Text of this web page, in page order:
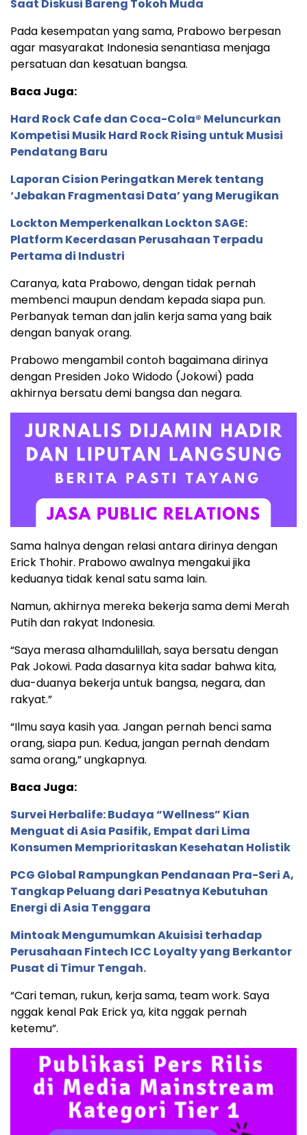
Saat Diskusi Bareng Tokoh Muda
Pada kesempatan yang sama, Prabowo berpesan
agar masyarakat Indonesia senantiasa menjaga
persatuan dan kesatuan bangsa.
Baca Juga:
Hard Rock Cafe dan Coca-Cola® Meluncurkan
Kompetisi Musik Hard Rock Rising untuk Musisi
Pendatang Baru
Laporan Cision Peringatkan Merek tentang
‘Jebakan Fragmentasi Data’ yang Merugikan
Lockton Memperkenalkan Lockton SAGE:
Platform Kecerdasan Perusahaan Terpadu
Pertama di Industri
Caranya, kata Prabowo, dengan tidak pernah
membenci maupun dendam kepada siapa pun.
Perbanyak teman dan jalin kerja sama yang baik
dengan banyak orang.
Prabowo mengambil contoh bagaimana dirinya
dengan Presiden Joko Widodo (Jokowi) pada
akhirnya bersatu demi bangsa dan negara.
Sama halnya dengan relasi antara dirinya dengan
Erick Thohir. Prabowo awalnya mengakui jika
keduanya tidak kenal satu sama lain.
Namun, akhirnya mereka bekerja sama demi Merah
Putih dan rakyat Indonesia.
“Saya merasa alhamdulillah, saya bersatu dengan
Pak Jokowi. Pada dasarnya kita sadar bahwa kita,
dua-duanya bekerja untuk bangsa, negara, dan
rakyat.”
“Ilmu saya kasih yaa. Jangan pernah benci sama
orang, siapa pun. Kedua, jangan pernah dendam
sama orang,” ungkapnya.
Baca Juga:
Survei Herbalife: Budaya “Wellness” Kian
Menguat di Asia Pasifik, Empat dari Lima
Konsumen Memprioritaskan Kesehatan Holistik
PCG Global Rampungkan Pendanaan Pra-Seri A,
Tangkap Peluang dari Pesatnya Kebutuhan
Energi di Asia Tenggara
Mintoak Mengumumkan Akuisisi terhadap
Perusahaan Fintech ICC Loyalty yang Berkantor
Pusat di Timur Tengah.
“Cari teman, rukun, kerja sama, team work. Saya
nggak kenal Pak Erick ya, kita nggak pernah
ketemu”.